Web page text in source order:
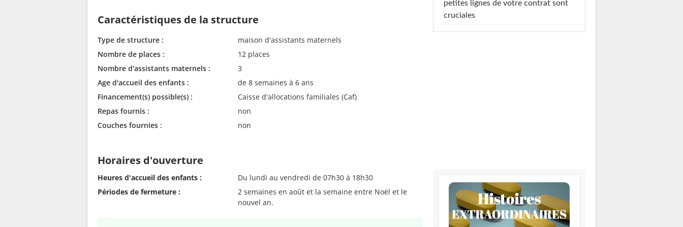
Caractéristiques de la structure
Type de structure :
maison d'assistants maternels
Nombre de places :
12 places
Nombre d'assistants maternels :
3
Age d'accueil des enfants :
de 8 semaines à 6 ans
Financement(s) possible(s) :
Caisse d'allocations familiales (Caf)
Repas fournis :
non
Couches fournies :
non
Horaires d'ouverture
Heures d'accueil des enfants :
Du lundi au vendredi de 07h30 à 18h30
Périodes de fermeture :
2 semaines en août et la semaine entre Noël et le
nouvel an.
petites lignes de votre contrat sont
cruciales